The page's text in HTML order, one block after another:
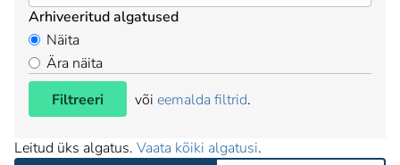
Arhiveeritud algatused
Näita
Ära näita
Filtreeri
või eemalda filtrid.
Leitud üks algatus. Vaata kõiki algatusi.